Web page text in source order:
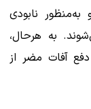
نابودی
به هرحال،
آفات مضر از